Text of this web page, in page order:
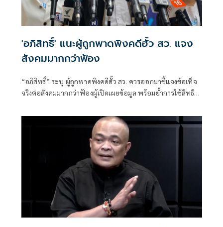
'อภิสิทธิ์' แนะผู้ถูกพาดพิงคดีฮั้ว สว. แจง
สังคมมากกว่าฟ้อง
“อภิสิทธิ์” ระบุ ผู้ถูกพาดพิงคดีฮั้ว สว. ควรออกมาชี้แจงข้อเท็จ
จริงต่อสังคมมากกว่าฟ้องผู้เปิดเผยข้อมูล พร้อมย้ำการใช้สิทธิ